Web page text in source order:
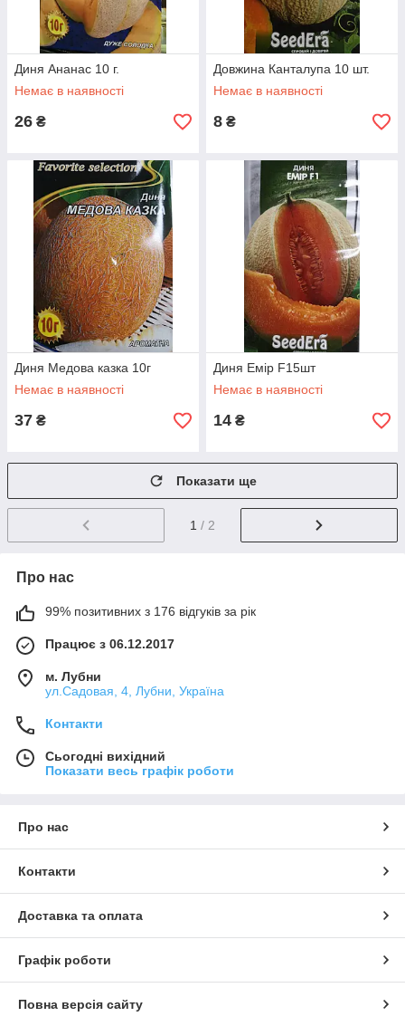
Диня Ананас 10 г.
Немає в наявності
26 ₴
Довжина Канталупа 10 шт.
Немає в наявності
8 ₴
Диня Медова казка 10г
Немає в наявності
37 ₴
Диня Емір F15шт
Немає в наявності
14 ₴
Показати ще
1 / 2
Про нас
99% позитивних з 176 відгуків за рік
Працює з 06.12.2017
м. Лубни
ул.Садовая, 4, Лубни, Україна
Контакти
Сьогодні вихідний
Показати весь графік роботи
Про нас
Контакти
Доставка та оплата
Графік роботи
Повна версія сайту